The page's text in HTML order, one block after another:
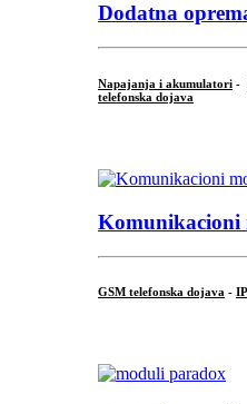
Dodatna
Napajanja i akumulatori -
telefonska dojava
Komunikacioni
GSM telefonska dojava -